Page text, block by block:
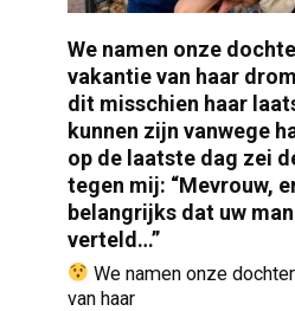
We namen onze
vakantie van haar
dit misschien haar
kunnen zijn vanwege
op de laatste dag zei
tegen mij: “Mevrouw,
belangrijks dat uw
verteld…”
We namen onze
van haar